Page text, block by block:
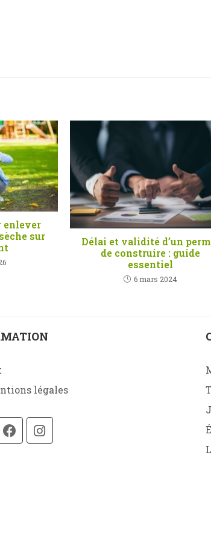
enlever
sur
Délai et validité d’un
de construire : guide
essentiel
6 mars 2024
légales